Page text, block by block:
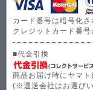
カード番号は暗号化さ
クレジットカード番号
■代金引換
商品お届け時にヤマ
(※運送会社はお選び